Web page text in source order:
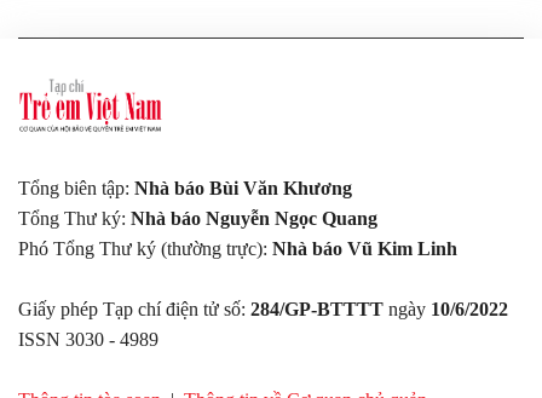
Tổng biên tập: Nhà báo Bùi Văn Khương
Tổng Thư ký: Nhà báo Nguyễn Ngọc Quang
Phó Tổng Thư ký (thường trực): Nhà báo Vũ Kim Linh
Giấy phép Tạp chí điện tử số: 284/GP-BTTTT ngày 10/6/2022
ISSN 3030 - 4989